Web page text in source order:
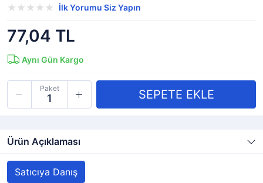
İlk Yorumu Siz Yapın
77,04 TL
Aynı Gün Kargo
Paket
Ürün Açıklaması
Satıcıya Danış